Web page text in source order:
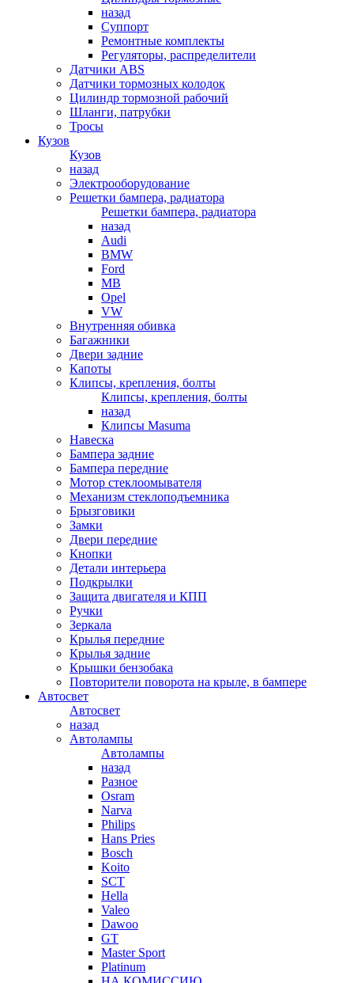
назад
Суппорт
Ремонтные комплекты
Регуляторы, распределители
Датчики ABS
Датчики тормозных колодок
Цилиндр тормозной рабочий
Шланги, патрубки
Тросы
Кузов
Кузов
назад
Электрооборудование
Решетки бампера, радиатора
Решетки бампера, радиатора
назад
Audi
BMW
Ford
MB
Opel
VW
Внутренняя обивка
Багажники
Двери задние
Капоты
Клипсы, крепления, болты
Клипсы, крепления, болты
назад
Клипсы Masuma
Навеска
Бампера задние
Бампера передние
Мотор стеклоомывателя
Механизм стеклоподъемника
Брызговики
Замки
Двери передние
Кнопки
Детали интерьера
Подкрылки
Защита двигателя и КПП
Ручки
Зеркала
Крылья передние
Крылья задние
Крышки бензобака
Повторители поворота на крыле, в бампере
Автосвет
Автосвет
назад
Автолампы
Автолампы
назад
Разное
Osram
Narva
Philips
Hans Pries
Bosch
Koito
SCT
Hella
Valeo
Dawoo
GT
Master Sport
Platinum